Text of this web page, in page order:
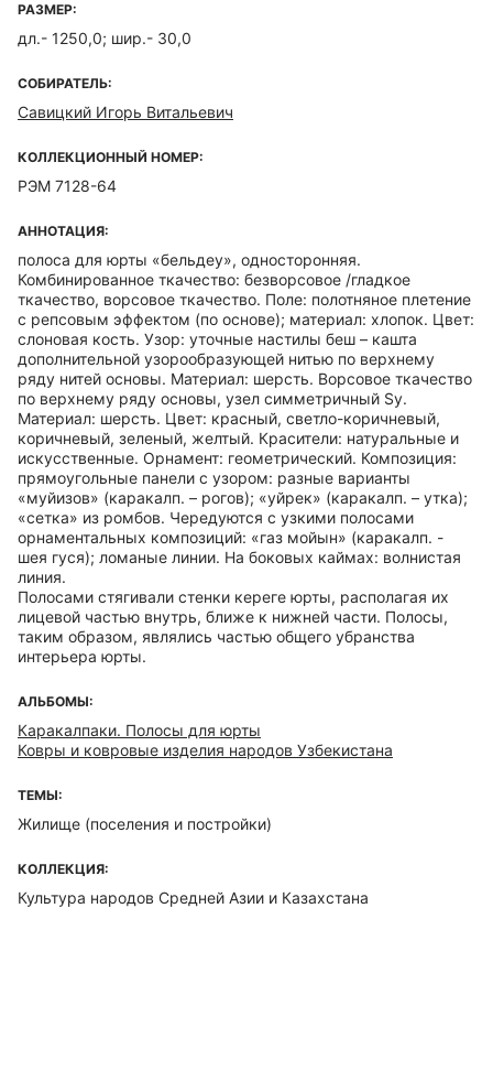
РАЗМЕР:
дл.- 1250,0; шир.- 30,0
СОБИРАТЕЛЬ:
Савицкий Игорь Витальевич
КОЛЛЕКЦИОННЫЙ НОМЕР:
РЭМ 7128-64
АННОТАЦИЯ:
полоса для юрты «бельдеу», односторонняя.
Комбинированное ткачество: безворсовое /гладкое
ткачество, ворсовое ткачество. Поле: полотняное плетение
с репсовым эффектом (по основе); материал: хлопок. Цвет:
слоновая кость. Узор: уточные настилы беш – кашта
дополнительной узорообразующей нитью по верхнему
ряду нитей основы. Материал: шерсть. Ворсовое ткачество
по верхнему ряду основы, узел симметричный Sy.
Материал: шерсть. Цвет: красный, светло-коричневый,
коричневый, зеленый, желтый. Красители: натуральные и
искусственные. Орнамент: геометрический. Композиция:
прямоугольные панели с узором: разные варианты
«муйизов» (каракалп. – рогов); «уйрек» (каракалп. – утка);
«сетка» из ромбов. Чередуются с узкими полосами
орнаментальных композиций: «газ мойын» (каракалп. -
шея гуся); ломаные линии. На боковых каймах: волнистая
линия.
Полосами стягивали стенки кереге юрты, располагая их
лицевой частью внутрь, ближе к нижней части. Полосы,
таким образом, являлись частью общего убранства
интерьера юрты.
АЛЬБОМЫ:
Каракалпаки. Полосы для юрты
Ковры и ковровые изделия народов Узбекистана
ТЕМЫ:
Жилище (поселения и постройки)
КОЛЛЕКЦИЯ:
Культура народов Средней Азии и Казахстана